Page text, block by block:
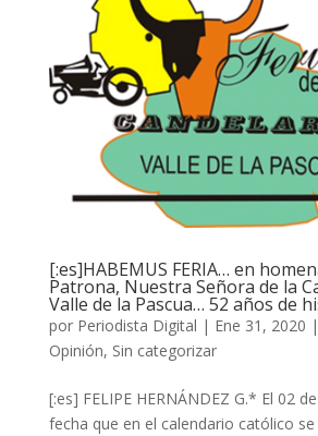
[:es]HABEMUS FERIA… en
Patrona, Nuestra Señora de la
Valle de la Pascua… 52 años de
por Periodista Digital | Ene 31, 2020 |
Opinión, Sin categorizar
[:es] FELIPE HERNÁNDEZ G.* El 02
fecha que en el calendario católico